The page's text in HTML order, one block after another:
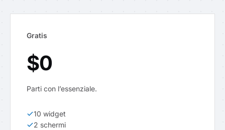
Gratis
$0
Parti con l’essenziale.
10 widget
2 schermi